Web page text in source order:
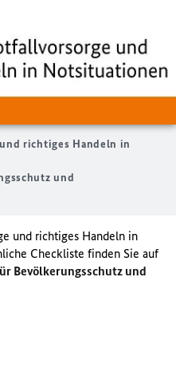
richtiges Handeln in
und
und richtiges Handeln in
Checkliste finden Sie auf
Bevölkerungsschutz und